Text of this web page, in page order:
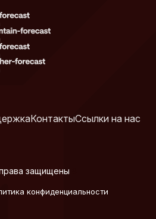
КонтактыСсылки на нас
защищены
конфиденциальности